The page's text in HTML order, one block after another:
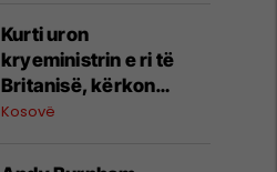
Kurti uron
kryeministrin e ri të
Britanisë, kërkon
forcimin e
FSK-së dhe ushtrisë
Kosovë